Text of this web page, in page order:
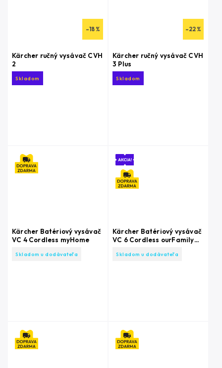
–18 %
Kärcher ručný vysávač CVH
2
Skladom
–22 %
Kärcher ručný vysávač CVH
3 Plus
Skladom
Kärcher Batériový vysávač
VC 4 Cordless myHome
Skladom u dodávateľa
Kärcher Batériový vysávač
VC 6 Cordless ourFamily
Skladom u dodávateľa